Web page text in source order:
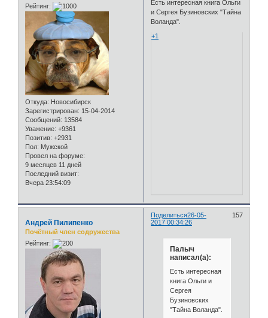
Рейтинг:
Откуда: Новосибирск
Зарегистрирован: 15-04-2014
Сообщений: 13584
Уважение: +9361
Позитив: +2931
Пол: Мужской
Провел на форуме:
9 месяцев 11 дней
Последний визит:
Вчера 23:54:09
Есть интересная книга Ольги
и Сергея Бузиновских "Тайна
Воланда".
+1
Поделиться 157
26-05-
2017 00:34:26
Андрей Пилипенко
Почётный член содружества
Рейтинг:
Палыч
написал(а):
Есть интересная
книга Ольги и
Сергея
Бузиновских
"Тайна Воланда".